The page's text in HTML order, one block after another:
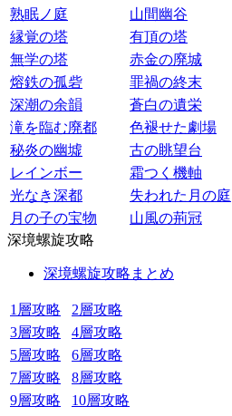
熟眠ノ庭
山間幽谷
縁覚の塔
有頂の塔
無学の塔
赤金の廃城
熔鉄の孤砦
罪禍の終末
深潮の余韻
蒼白の遺栄
滝を臨む廃都
色褪せた劇場
秘炎の幽墟
古の眺望台
レインボー
霜つく機軸
光なき深都
失われた月の庭
月の子の宝物
山風の荊冠
深境螺旋攻略
深境螺旋攻略まとめ
1層攻略
2層攻略
3層攻略
4層攻略
5層攻略
6層攻略
7層攻略
8層攻略
9層攻略
10層攻略